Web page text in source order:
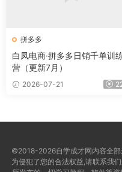
拼多多
白凤电商·拼多多日销千单训
营（更新7月）
2026-07-21
©2018-2026自学成才网内容全部
为侵犯了您的合法权益,请联系我